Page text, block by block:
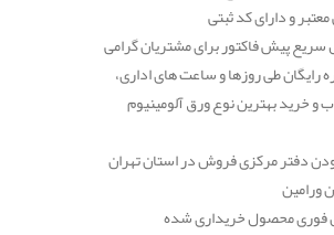
رایگان طی روزها و ساعت های اداری،
و خرید بهترین نوع ورق آلومینیوم
بودن دفتر مرکزی فروش در استان تهران
ورامین